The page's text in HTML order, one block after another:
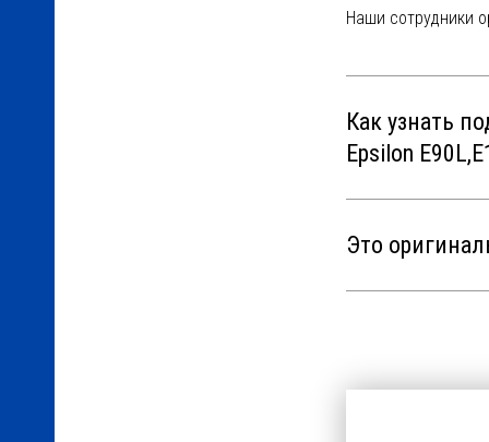
Наши сотрудники
Как узнать
Epsilon
Это